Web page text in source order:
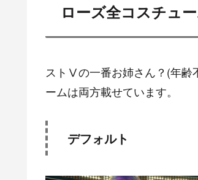
ローズ全コスチュ
ストⅤの一番お姉さん？(年齢
ームは両方載せています。
デフォルト